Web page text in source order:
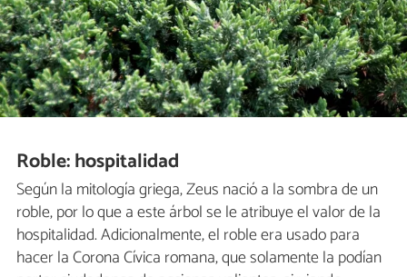
Roble: hospitalidad
Según la mitología griega, Zeus nació a la sombra de un
roble, por lo que a este árbol se le atribuye el valor de la
hospitalidad. Adicionalmente, el roble era usado para
hacer la Corona Cívica romana, que solamente la podían